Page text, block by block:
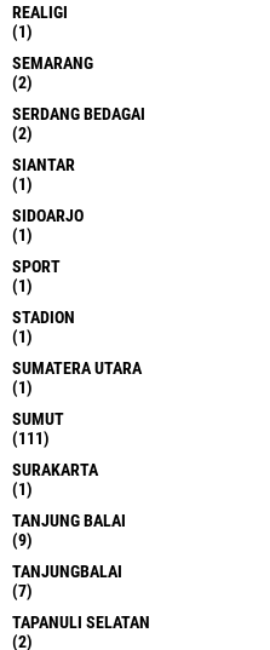
REALIGI
(1)
SEMARANG
(2)
SERDANG BEDAGAI
(2)
SIANTAR
(1)
SIDOARJO
(1)
SPORT
(1)
STADION
(1)
SUMATERA UTARA
(1)
SUMUT
(111)
SURAKARTA
(1)
TANJUNG BALAI
(9)
TANJUNGBALAI
(7)
TAPANULI SELATAN
(2)